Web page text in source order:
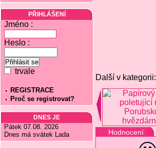
PŘIHLÁŠENÍ
Jméno :
Heslo :
trvale
REGISTRACE
Proč se registrovat?
DNES JE
Pátek 07.08. 2026
Dnes má svátek Lada
Další v kategorii:
Hodnocení